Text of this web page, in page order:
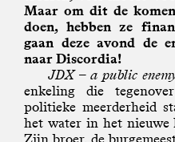
Maar om dit de
doen, hebben ze
gaan deze avond de
naar Discordia!
JDX – a public
enkeling die
politieke meerderheid
het water in het nieuwe
Zijn broer, de